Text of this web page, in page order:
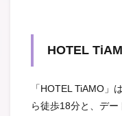
HOTEL
「HOTEL TiAMO」
ら徒歩18分と、デ